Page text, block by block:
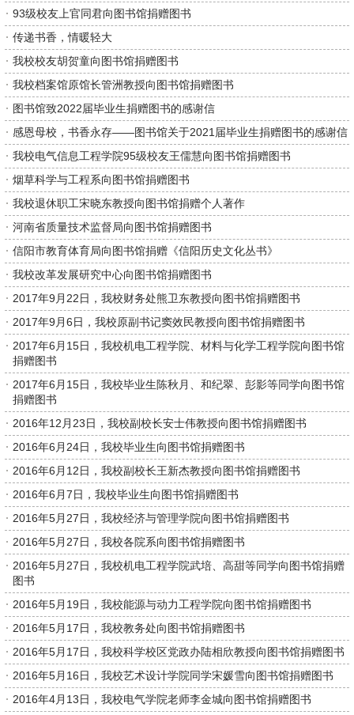
93级校友上官同君向图书馆捐赠图书
传递书香，情暖轻大
我校校友胡贺童向图书馆捐赠图书
我校档案馆原馆长管洲教授向图书馆捐赠图书
图书馆致2022届毕业生捐赠图书的感谢信
感恩母校，书香永存——图书馆关于2021届毕业生捐赠图书的感谢信
我校电气信息工程学院95级校友王儒慧向图书馆捐赠图书
烟草科学与工程系向图书馆捐赠图书
我校退休职工宋晓东教授向图书馆捐赠个人著作
河南省质量技术监督局向图书馆捐赠图书
信阳市教育体育局向图书馆捐赠《信阳历史文化丛书》
我校改革发展研究中心向图书馆捐赠图书
2017年9月22日，我校财务处熊卫东教授向图书馆捐赠图书
2017年9月6日，我校原副书记窦效民教授向图书馆捐赠图书
2017年6月15日，我校机电工程学院、材料与化学工程学院向图书馆
捐赠图书
2017年6月15日，我校毕业生陈秋月、和纪翠、彭影等同学向图书馆
捐赠图书
2016年12月23日，我校副校长安士伟教授向图书馆捐赠图书
2016年6月24日，我校毕业生向图书馆捐赠图书
2016年6月12日，我校副校长王新杰教授向图书馆捐赠图书
2016年6月7日，我校毕业生向图书馆捐赠图书
2016年5月27日，我校经济与管理学院向图书馆捐赠图书
2016年5月27日，我校各院系向图书馆捐赠图书
2016年5月27日，我校机电工程学院武培、高甜等同学向图书馆捐赠
图书
2016年5月19日，我校能源与动力工程学院向图书馆捐赠图书
2016年5月17日，我校教务处向图书馆捐赠图书
2016年5月17日，我校科学校区党政办陆相欣教授向图书馆捐赠图书
2016年5月16日，我校艺术设计学院同学宋媛雪向图书馆捐赠图书
2016年4月13日，我校电气学院老师李金城向图书馆捐赠图书